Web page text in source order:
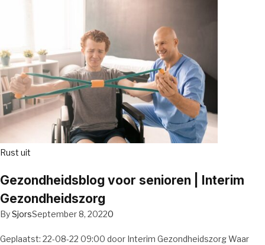
Rust uit
Gezondheidsblog voor senioren | Interim
Gezondheidszorg
BySjorsSeptember 8, 20220
Geplaatst: 22-08-22 09:00 door Interim Gezondheidszorg Waar